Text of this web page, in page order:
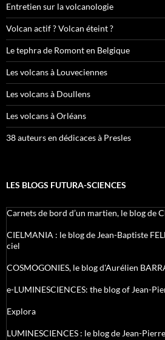
Entretien sur la volcanologie
Volcan actif ? Volcan éteint ?
Le tephra de Romont en Belgique
Les volcans à Louveciennes
Les volcans à Doullens
Les volcans à Orléans
38 auteurs en dédicaces à Presles
LES BLOGS FUTURA-SCIENCES
Carnets de bord d’un martien, le blog de
CIELMANIA : le blog de Jean-Baptiste
ciel
COSMOGONIES, le blog d'Aurélien
e-LUMINESCIENCES: the blog of Jean-
Explora
LUMINESCIENCES : le blog de Jean-